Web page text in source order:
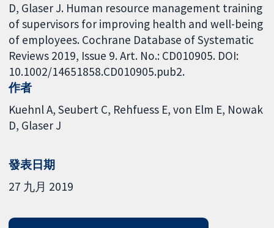
D, Glaser J. Human resource management training
of supervisors for improving health and well-being
of employees. Cochrane Database of Systematic
Reviews 2019, Issue 9. Art. No.: CD010905. DOI:
10.1002/14651858.CD010905.pub2.
作者
Kuehnl A Seubert C Rehfuess E von Elm E Nowak
D Glaser J
發表日期
27 九月 2019